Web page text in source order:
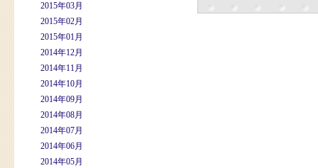
2015年03月
2015年02月
2015年01月
2014年12月
2014年11月
2014年10月
2014年09月
2014年08月
2014年07月
2014年06月
2014年05月